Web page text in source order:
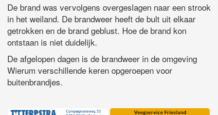
De brand was vervolgens overgeslagen naar een strook
in het weiland. De brandweer heeft de bult uit elkaar
getrokken en de brand geblust. Hoe de brand kon
ontstaan is niet duidelijk.
De afgelopen dagen is de brandweer in de omgeving
Wierum verschillende keren opgeroepen voor
buitenbrandjes.